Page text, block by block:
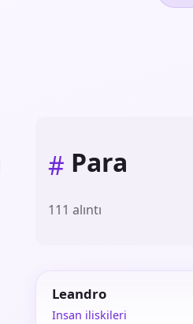
# Para
111 alıntı
Leandro
Insan iliskileri